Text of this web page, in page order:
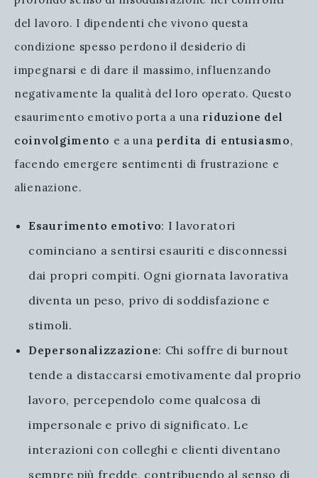
del lavoro. I dipendenti che vivono questa
condizione spesso perdono il desiderio di
impegnarsi e di dare il massimo, influenzando
negativamente la qualità del loro operato. Questo
esaurimento emotivo porta a una riduzione del
coinvolgimento e a una perdita di entusiasmo,
facendo emergere sentimenti di frustrazione e
alienazione.
Esaurimento emotivo: I lavoratori
cominciano a sentirsi esauriti e disconnessi
dai propri compiti. Ogni giornata lavorativa
diventa un peso, privo di soddisfazione e
stimoli.
Depersonalizzazione: Chi soffre di burnout
tende a distaccarsi emotivamente dal proprio
lavoro, percependolo come qualcosa di
impersonale e privo di significato. Le
interazioni con colleghi e clienti diventano
sempre più fredde, contribuendo al senso di